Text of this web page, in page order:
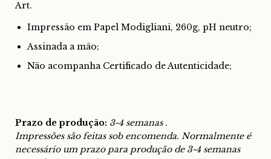
Art.
Impressão em Papel Modigliani, 260g, pH neutro;
Assinada a mão;
Não acompanha Certificado de Autenticidade;
Prazo de produção: 3-4 semanas.
Impressões são feitas sob encomenda. Normalmente é
necessário um prazo para produção de 3-4 semanas